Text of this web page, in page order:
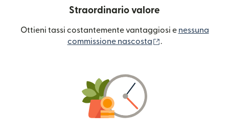
Straordinario valore
Ottieni tassi costantemente vantaggiosi e nessuna
commissione nascosta
.